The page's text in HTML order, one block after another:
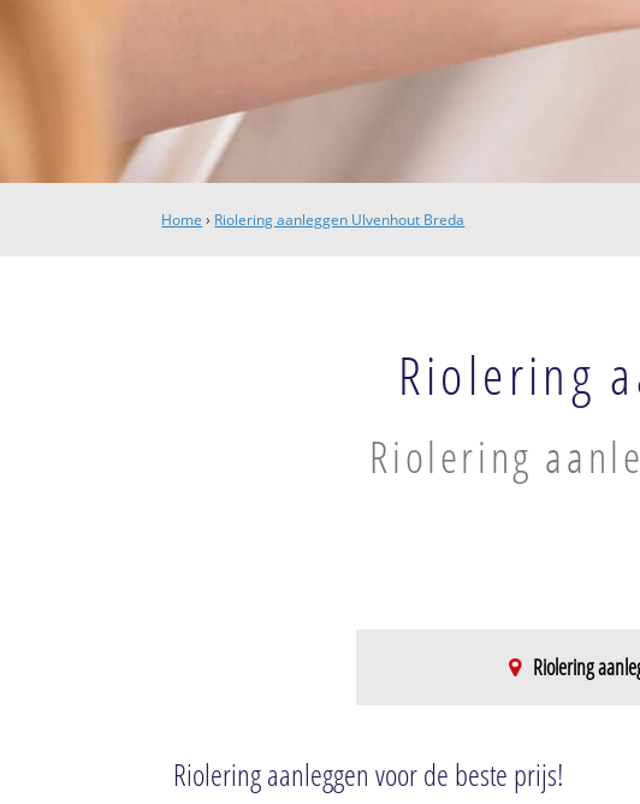
Home › Riolering aanleggen Ulvenhout Breda
Riolering
Riolering
Riolering
Riolering aanleggen voor de beste prijs!